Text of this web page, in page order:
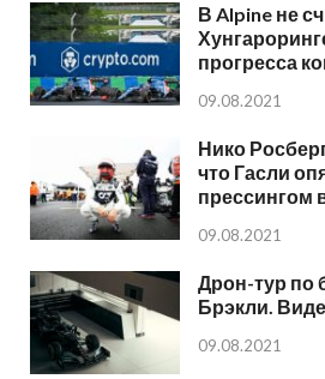
В Alpine не
прогресса
09.08.2021
Нико
что Гасли
прессингом
09.08.2021
Дрон-тур по
Брэкли.
09.08.2021